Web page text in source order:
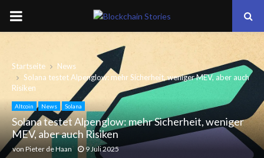
PRIMARY
Startseite
News
Solana testet Alpenglow: mehr Sicherheit, weniger MEV, aber auch
Risiken
Altcoin News Solana
Solana testet Alpenglow: mehr Sicherheit, weniger
MEV, aber auch Risiken
von Pieter de Haan 9 Juli 2025